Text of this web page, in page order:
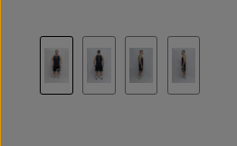
Bildergalerie überspringen